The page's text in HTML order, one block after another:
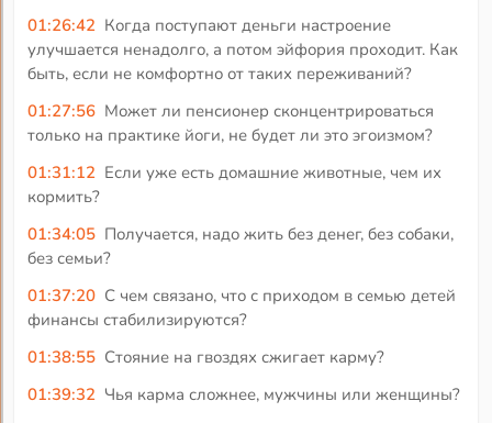
01:26:42 Когда поступают деньги настроение
улучшается ненадолго, а потом эйфория проходит. Как
быть, если не комфортно от таких переживаний?
01:27:56 Может ли пенсионер сконцентрироваться
только на практике йоги, не будет ли это эгоизмом?
01:31:12 Если уже есть домашние животные, чем их
кормить?
01:34:05 Получается, надо жить без денег, без собаки,
без семьи?
01:37:20 С чем связано, что с приходом в семью детей
финансы стабилизируются?
01:38:55 Стояние на гвоздях сжигает карму?
01:39:32 Чья карма сложнее, мужчины или женщины?